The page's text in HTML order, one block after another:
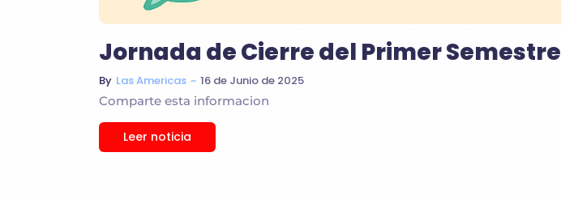
Jornada de Cierre del Primer Semestre
By Las Americas ~ 16 de Junio de 2025
Comparte esta informacion
Leer noticia